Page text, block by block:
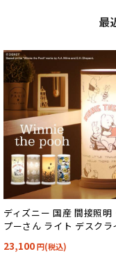
最
ディズニー 国産 間接照明
プーさん ライト デスクラ
23,100円(税込)